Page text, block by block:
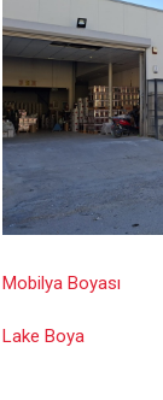
Mobilya Boyası
Lake Boya